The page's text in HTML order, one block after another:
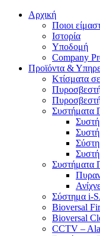
Αρχική
Ποιοι
Ιστορία
Υποδομή
Company
Προϊόντα &
Κτίσματα
Συστήματα
Συστήματα
Σύστημα i-
Bioversal
Bioversal
CCTV –